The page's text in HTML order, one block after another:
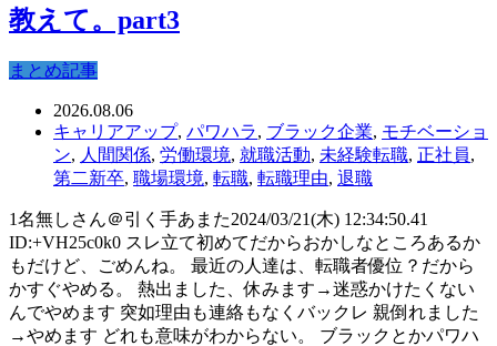
教えて。part3
まとめ記事
2026.08.06
キャリアアップ, パワハラ, ブラック企業, モチベーショ
ン, 人間関係, 労働環境, 就職活動, 未経験転職, 正社員,
第二新卒, 職場環境, 転職, 転職理由, 退職
1名無しさん＠引く手あまた2024/03/21(木) 12:34:50.41
ID:+VH25c0k0 スレ立て初めてだからおかしなところあるか
もだけど、ごめんね。 最近の人達は、転職者優位？だから
かすぐやめる。 熱出ました、休みます→迷惑かけたくない
んでやめます 突如理由も連絡もなくバックレ 親倒れました
→やめます どれも意味がわからない。 ブラックとかパワハ